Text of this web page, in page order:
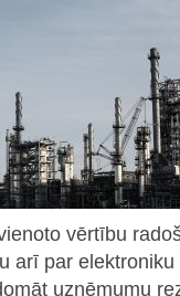
vērtību
arī par
uzņēmumu